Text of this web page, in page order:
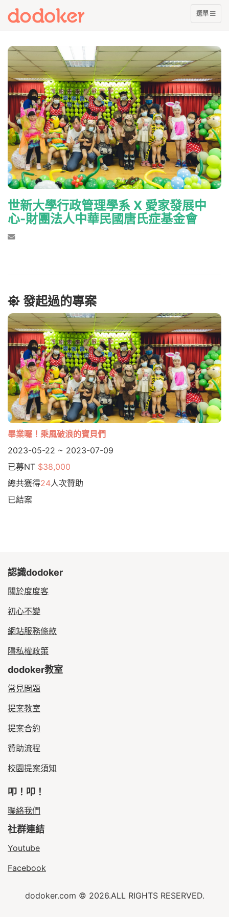
展
開
選
選單
世新大學行政管理學系 X 愛家發展中
心-財團法人中華民國唐氏症基金會
發起過的專案
畢業囉！乘風破浪的寶貝們
2023-05-22 ~ 2023-07-09
已募NT $38,000
總共獲得24人次贊助
已結案
認識dodoker
關於度度客
初心不變
網站服務條款
隱私權政策
dodoker教室
常見問題
提案教室
提案合約
贊助流程
校園提案須知
叩！叩！
聯絡我們
社群連結
Youtube
Facebook
dodoker.com © 2026.ALL RIGHTS RESERVED.